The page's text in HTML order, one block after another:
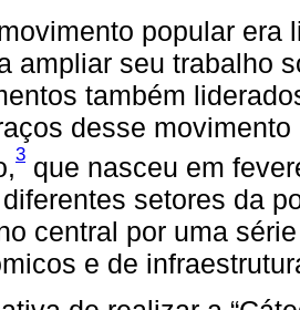
popular era
ampliar seu trabalho
também
desse
3 que nasceu em
setores da
central por uma
e de